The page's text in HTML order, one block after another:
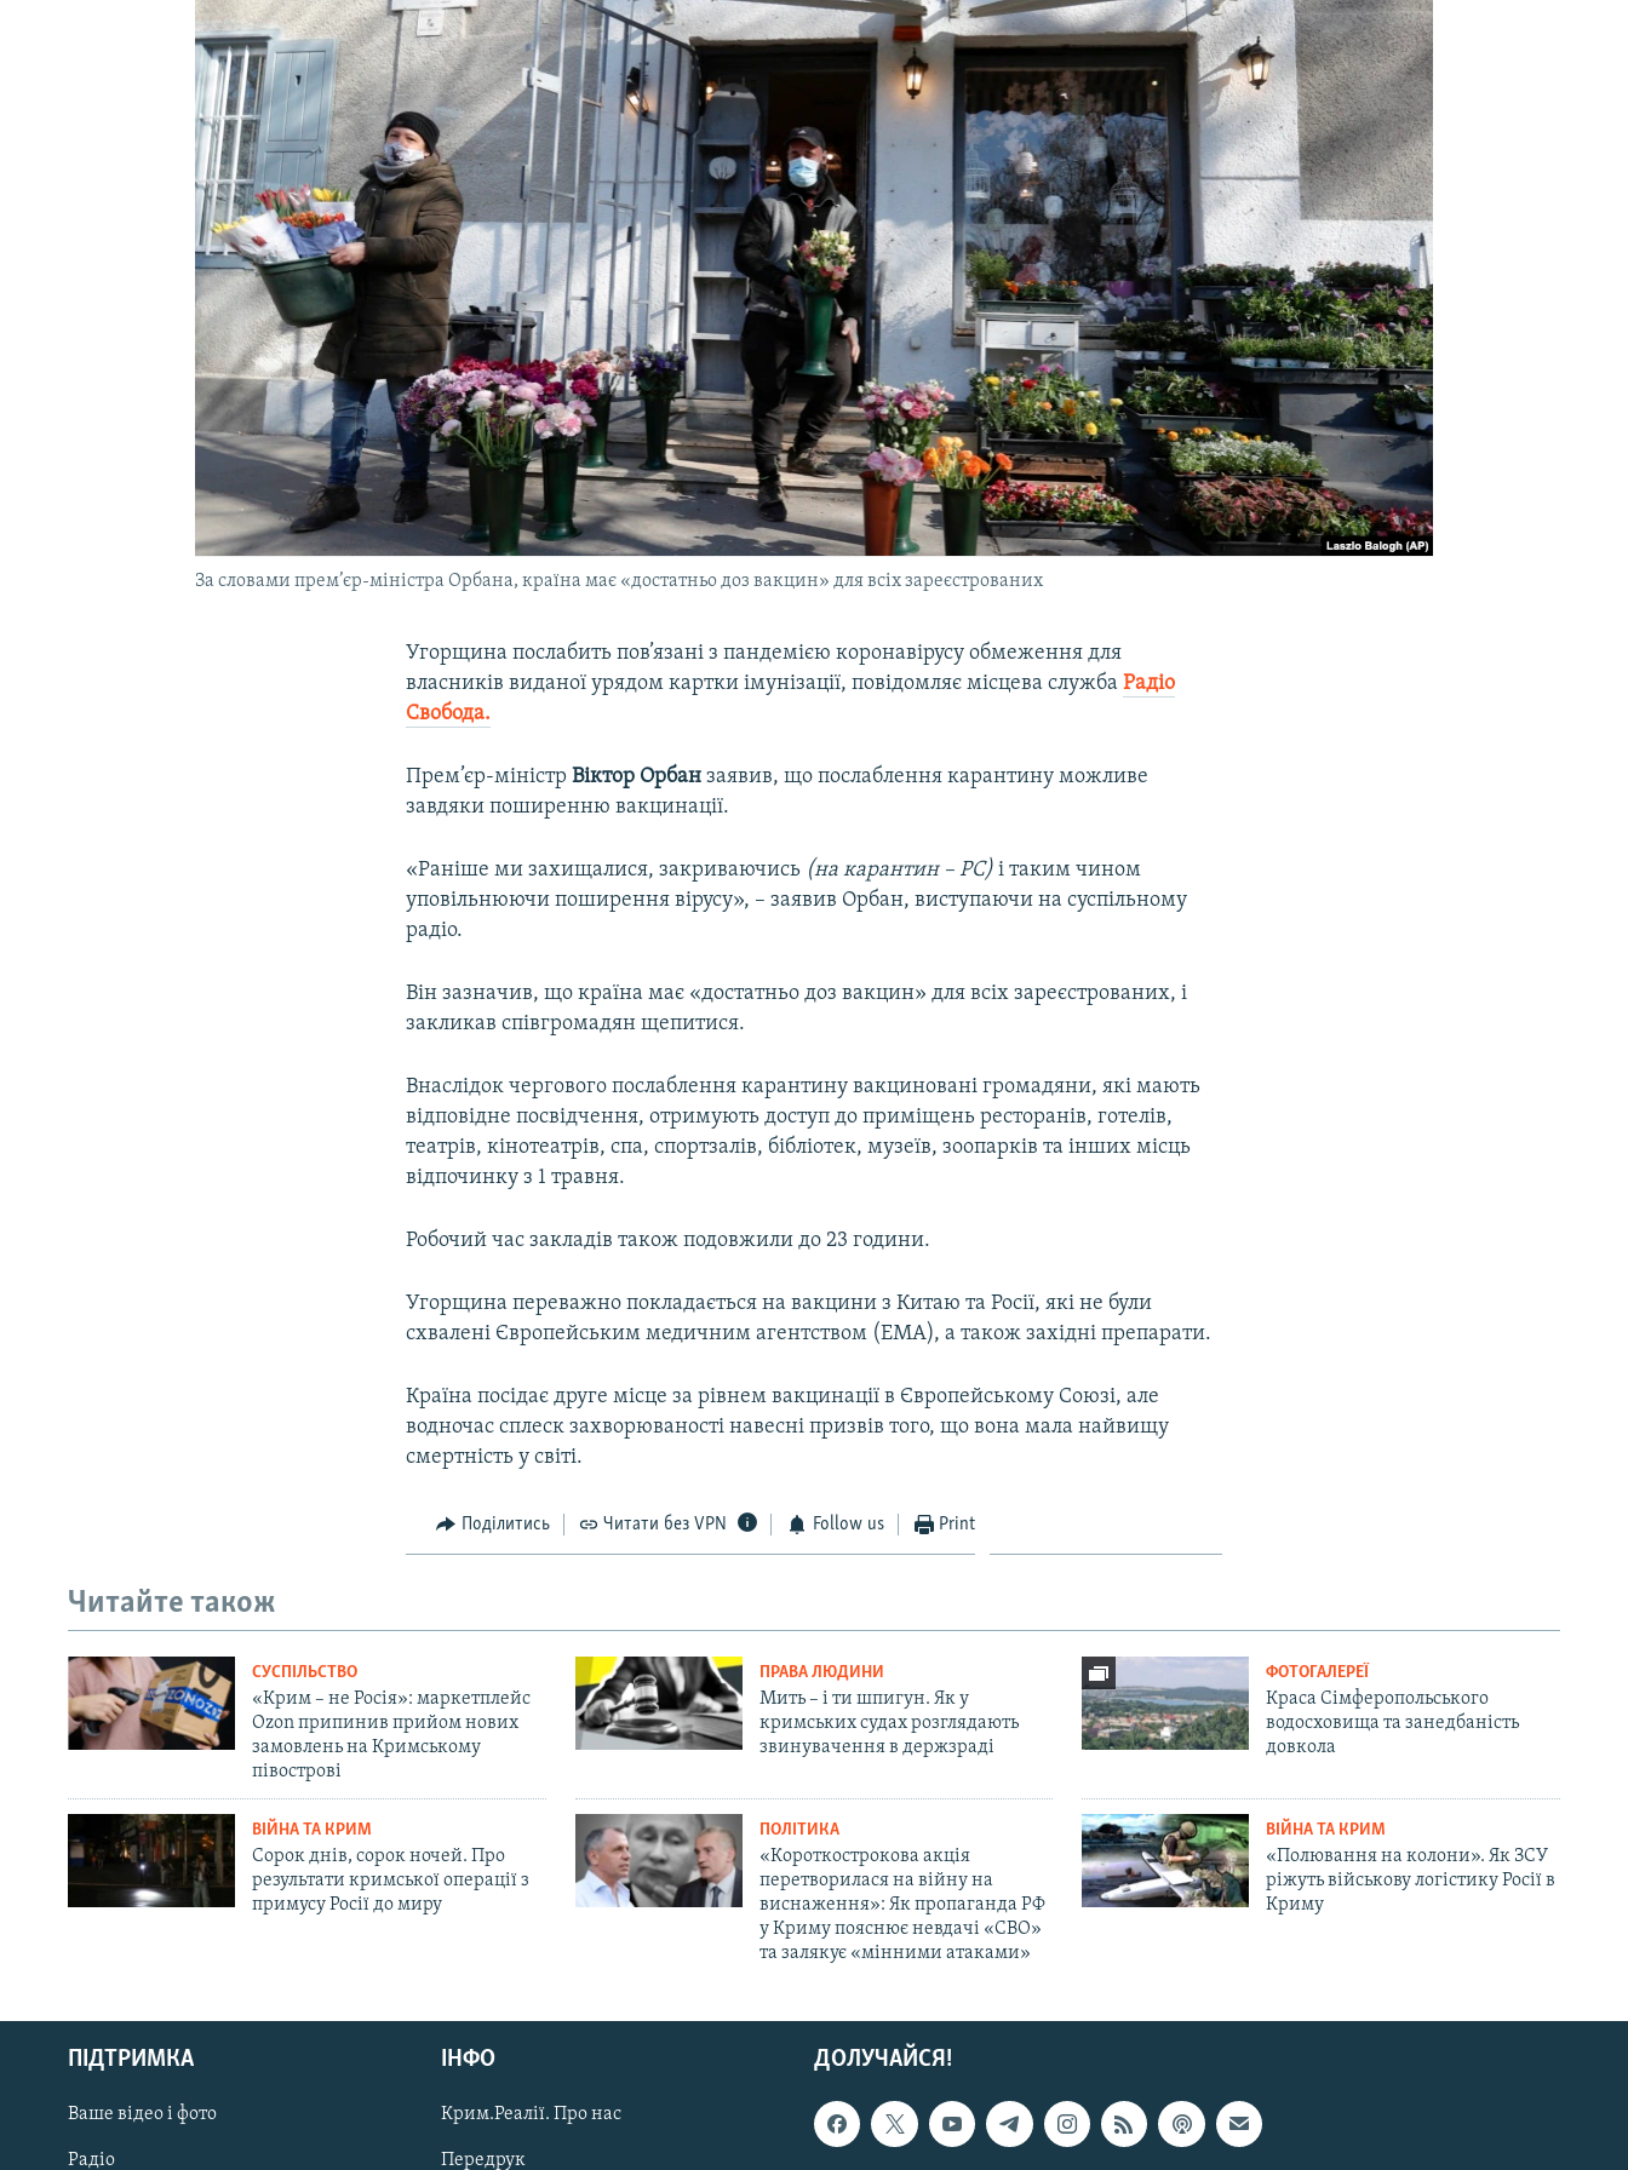
УКРАЇНСЬКА ПРОБЛЕМА КРИМУ
Русский
Qırımtatar
ДОЛУЧАЙСЯ!
За словами прем’єр-міністра Орбана, країна має «достатньо доз вакцин» для всіх зареєстрованих
Угорщина послабить пов’язані з пандемією коронавірусу обмеження для
власників виданої урядом картки імунізації, повідомляє місцева службаРадіо
Свобода.
Прем’єр-міністрВіктор Орбан заявив, що послаблення карантину можливе
завдяки поширенню вакцинації.
«Раніше ми захищалися, закриваючись (на карантин – РС)і таким чином
уповільнюючи поширення вірусу», – заявив Орбан, виступаючи на суспільному
радіо.
Він зазначив, що країна має «достатньо доз вакцин» для всіх зареєстрованих, і
закликав співгромадян щепитися.
Внаслідок чергового послаблення карантину вакциновані громадяни, які мають
відповідне посвідчення, отримують доступ до приміщень ресторанів, готелів,
театрів, кінотеатрів, спа, спортзалів, бібліотек, музеїв, зоопарків та інших місць
відпочинку з 1 травня.
Робочий час закладів також подовжили до 23 години.
Угорщина переважно покладається на вакцини з Китаю та Росії, які не були
схвалені Європейським медичним агентством (EMA), а також західні препарати.
Країна посідає друге місце за рівнем вакцинації в Європейському Союзі, але
водночас сплеск захворюваності навесні призвів того, що вона мала найвищу
смертність у світі.
Поділитись Читати без VPN Follow us Print
Читайте також
СУСПІЛЬСТВО
«Крим – не Росія»: маркетплейс
Ozon припинив прийом нових
замовлень на Кримському
півострові
ПРАВА ЛЮДИНИ
Мить – і ти шпигун. Як у
кримських судах розглядають
звинувачення в держзраді
ФОТОГАЛЕРЕЇ
Краса Сімферопольського
водосховища та занедбаність
довкола
ВІЙНА ТА КРИМ
Сорок днів, сорок ночей. Про
результати кримської операції з
примусу Росії до миру
ПОЛІТИКА
«Короткострокова акція
перетворилася на війну на
виснаження»: Як пропаганда РФ
у Криму пояснює невдачі «СВО»
та залякує «мінними атаками»
ВІЙНА ТА КРИМ
«Полювання на колони». Як ЗСУ
ріжуть військову логістику Росії в
Криму
ДОЛУЧАЙСЯ!
ПІДТРИМКА
Ваше відео і фото
Радіо
ІНФО
Крим.Реалії. Про нас
Передрук